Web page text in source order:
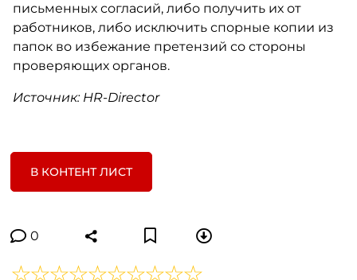
письменных согласий, либо получить их от
работников, либо исключить спорные копии из
папок во избежание претензий со стороны
проверяющих органов.
Источник: HR-Director
В КОНТЕНТ ЛИСТ
0